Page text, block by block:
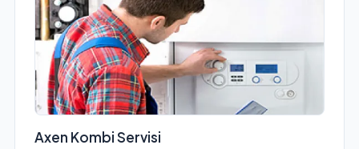
Axen Kombi Servisi